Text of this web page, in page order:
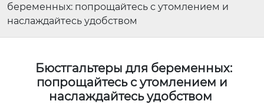
беременных: попрощайтесь с утомлением и
наслаждайтесь удобством
Бюстгальтеры для беременных:
попрощайтесь с утомлением и
наслаждайтесь удобством